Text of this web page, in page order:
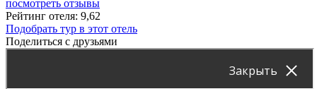
посмотреть отзывы
Рейтинг отеля: 9,62
Подобрать тур в этот отель
Поделиться с друзьями